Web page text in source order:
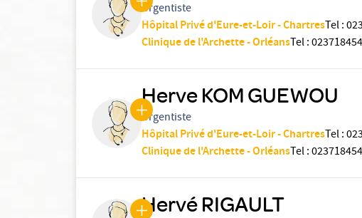
Urgentiste
Hôpital Privé d'Eure-et-Loir - ChartresTel:
Clinique de l'Archette - OrléansTel:
Herve KOM GUEWOU
Urgentiste
Hôpital Privé d'Eure-et-Loir - ChartresTel:
Clinique de l'Archette - OrléansTel:
Hervé RIGAULT